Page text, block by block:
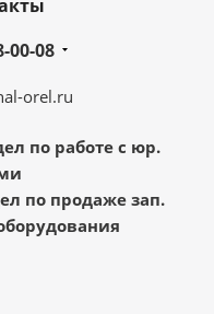
00-08
orel.ru
по работе с юр.
по продаже зап.